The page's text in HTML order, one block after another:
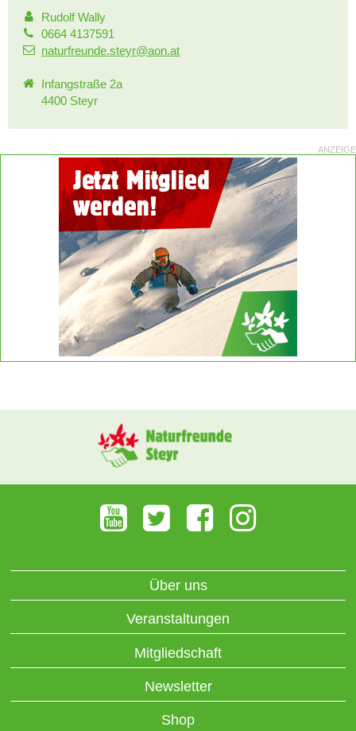
Rudolf Wally
0664 4137591
naturfreunde.steyr@aon.at
Infangstraße 2a
4400 Steyr
ANZEIGE
Über uns
Veranstaltungen
Mitgliedschaft
Newsletter
Shop